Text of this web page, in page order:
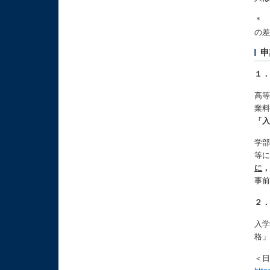
＊
の
１
高
業
「
学
等
に
事
２
入
格
＜